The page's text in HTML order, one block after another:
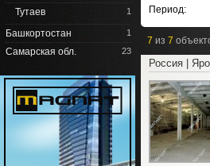
Тутаев 1
Башкортостан 1
Самарская обл. 23
Период:
7 из 7
Россия |